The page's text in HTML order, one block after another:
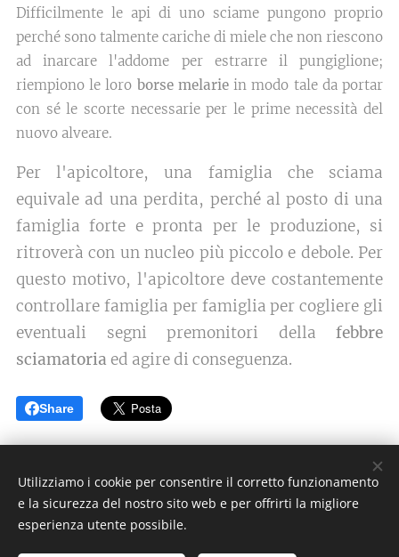
Difficilmente le api di uno sciame pungono proprio
perché sono talmente cariche di miele che non riescono
ad inarcare l'addome per estrarre il pungiglione;
riempiono le loro borse melariein modo tale da portar
con sé le scorte necessarie per le prime necessità del
nuovo alveare.
Per l'apicoltore, una famiglia che sciama
equivale ad una perdita, perché al posto di una
famiglia forte e pronta per le produzione, si
ritroverà con un nucleo più piccolo e debole. Per
questo motivo, l'apicoltore deve costantemente
controllare famiglia per famigliaper cogliere gli
eventuali segni premonitori della febbre
sciamatoria ed agire di conseguenza.
Share
Utilizziamo i cookie per consentire il corretto funzionamento
e la sicurezza del nostro sito web e per offrirti la migliore
esperienza utente possibile.